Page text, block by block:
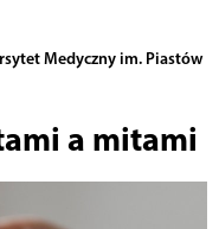
Medyczny im. Piastów
a mitami